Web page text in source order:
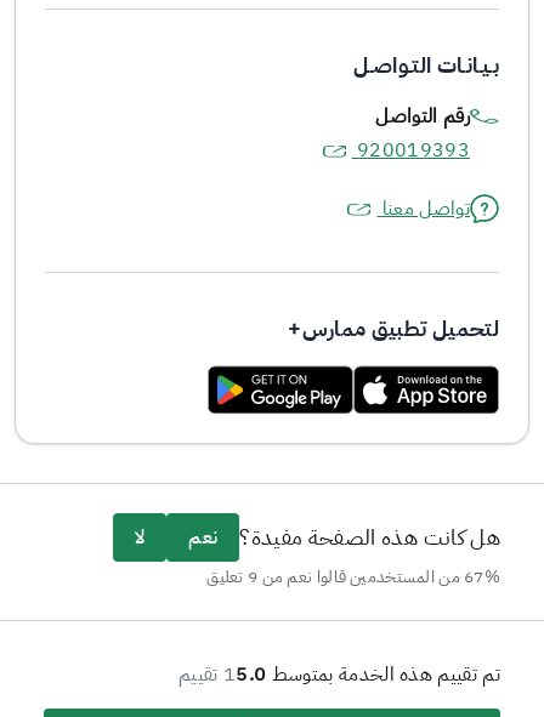
بـيـانـات التـواصـل
رقم التواصل
920019393
تواصل معنا
لتحميل تطبيق ممارس+
هل كانت هذه الصفحة مفيدة؟ نعم لا
67% من المستخدمين قالوا نعم من 9 تعليق
تم تقييم هذه الخدمة بمتوسط 5.01 تقييم